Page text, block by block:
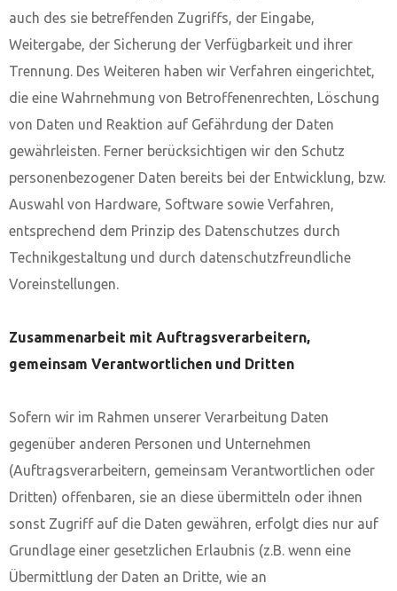
auch des sie betreffenden Zugriffs, der Eingabe,
Weitergabe, der Sicherung der Verfügbarkeit und ihrer
Trennung. Des Weiteren haben wir Verfahren eingerichtet,
die eine Wahrnehmung von Betroffenenrechten, Löschung
von Daten und Reaktion auf Gefährdung der Daten
gewährleisten. Ferner berücksichtigen wir den Schutz
personenbezogener Daten bereits bei der Entwicklung, bzw.
Auswahl von Hardware, Software sowie Verfahren,
entsprechend dem Prinzip des Datenschutzes durch
Technikgestaltung und durch datenschutzfreundliche
Voreinstellungen.
Zusammenarbeit mit Auftragsverarbeitern,
gemeinsam Verantwortlichen und Dritten
Sofern wir im Rahmen unserer Verarbeitung Daten
gegenüber anderen Personen und Unternehmen
(Auftragsverarbeitern, gemeinsam Verantwortlichen oder
Dritten) offenbaren, sie an diese übermitteln oder ihnen
sonst Zugriff auf die Daten gewähren, erfolgt dies nur auf
Grundlage einer gesetzlichen Erlaubnis (z.B. wenn eine
Übermittlung der Daten an Dritte, wie an